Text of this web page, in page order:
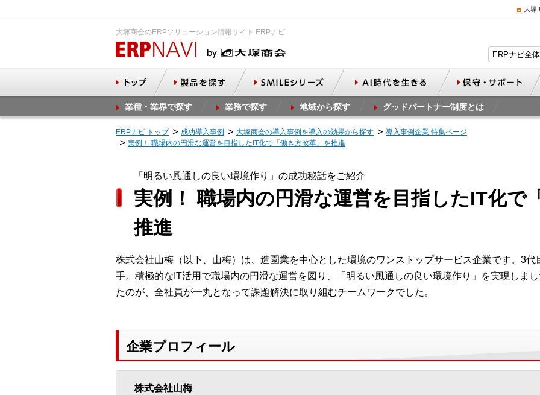
大塚
大塚商会のERPソリューション情報サイト ERPナビ
業種・業界で探す 業務で探す 地域から探す グッドパートナー制度とは
ERPナビ トップ 成功導入事例 大塚商会の導入事例を導入の効果から探す
導入事例企業 特集ページ
実例！ 職場内の円滑な運営を目指したIT化で「働き方改革」を推進
「明るい風通しの良い環境作り」の成功秘話をご紹介
実例！ 職場内の円滑な運営を目指したIT化で
推進
株式会社山梅（以下、山梅）は、造園業を中心とした環境のワンストップサービス企業です。3
手。積極的なIT活用で職場内の円滑な運営を図り、「明るい風通しの良い環境作り」を実現しま
たのが、全社員が一丸となって課題解決に取り組むチームワークでした。
企業プロフィール
株式会社山梅